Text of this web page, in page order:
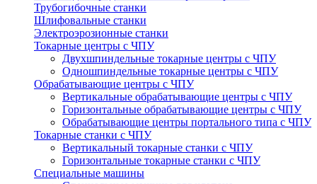
Трубогибочные станки
Шлифовальные станки
Электроэрозионные станки
Токарные центры с ЧПУ
Двухшпиндельные токарные центры с ЧПУ
Одношпиндельные токарные центры с ЧПУ
Обрабатывающие центры с ЧПУ
Вертикальные обрабатывающие центры с ЧПУ
Горизонтальные обрабатывающие центры с ЧПУ
Обрабатывающие центры портального типа с ЧПУ
Токарные станки с ЧПУ
Вертикальный токарные станки с ЧПУ
Горизонтальные токарные станки с ЧПУ
Специальные машины